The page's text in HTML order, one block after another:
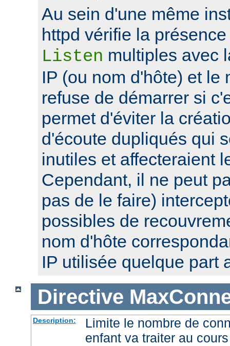
Au sein d'une même
httpd vérifie la
Listen multiples avec
IP (ou nom d'hôte) et le
refuse de démarrer si
permet d'éviter la
d'écoute dupliqués qui
inutiles et affecteraient
Cependant, il ne peut
pas de le faire)
possibles de
nom d'hôte
IP utilisée quelque part
Directive
Description:
Limite le nombre de
enfant va traiter au